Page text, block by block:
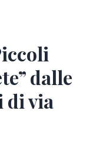
dalle
di via